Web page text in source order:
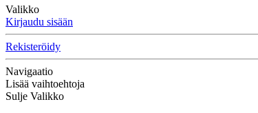
Valikko
Kirjaudu sisään
Rekisteröidy
Navigaatio
Lisää vaihtoehtoja
Sulje Valikko